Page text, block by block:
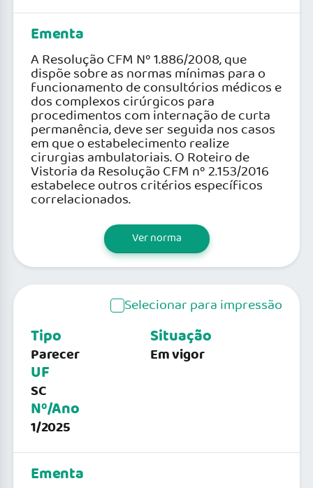
Ementa
A Resolução CFM Nº 1.886/2008, que
dispõe sobre as normas mínimas para o
funcionamento de consultórios médicos e
dos complexos cirúrgicos para
procedimentos com internação de curta
permanência, deve ser seguida nos casos
em que o estabelecimento realize
cirurgias ambulatoriais. O Roteiro de
Vistoria da Resolução CFM nº 2.153/2016
estabelece outros critérios específicos
correlacionados.
Ver norma
Selecionar para impressão
Tipo
Parecer
UF
SC
Nº/Ano
1/2025
Situação
Em vigor
Ementa